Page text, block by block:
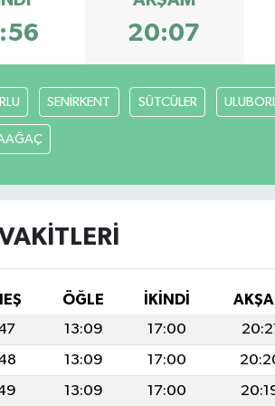
20:07
SENİRKENT SÜTCÜLER
ÖĞLE İKINDI
13:09 17:00
13:09 17:00
13:09 17:00